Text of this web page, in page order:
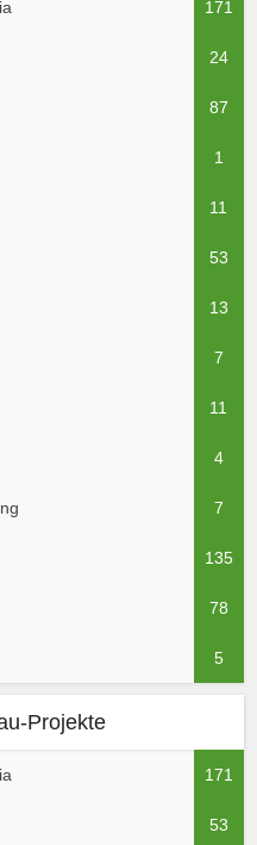
171
24
87
1
11
53
13
7
11
4
7
135
78
5
Projekte
171
53